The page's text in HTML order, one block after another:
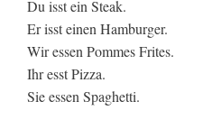
Du isst ein Steak.
Er isst einen Hamburger.
Wir essen Pommes Frites.
Ihr esst Pizza.
Sie essen Spaghetti.